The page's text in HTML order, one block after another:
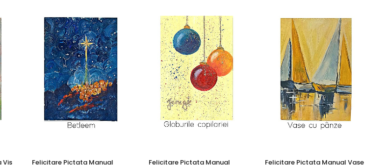
Vis
Felicitare Pictata Manual
Felicitare Pictata Manual
Felicitare Pictata Manual Vase